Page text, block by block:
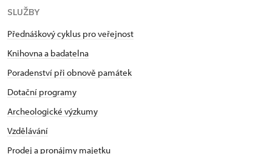
SLUŽBY
Přednáškový cyklus pro veřejnost
Knihovna a badatelna
Poradenství při obnově památek
Dotační programy
Archeologické výzkumy
Vzdělávání
Prodej a pronájmy majetku